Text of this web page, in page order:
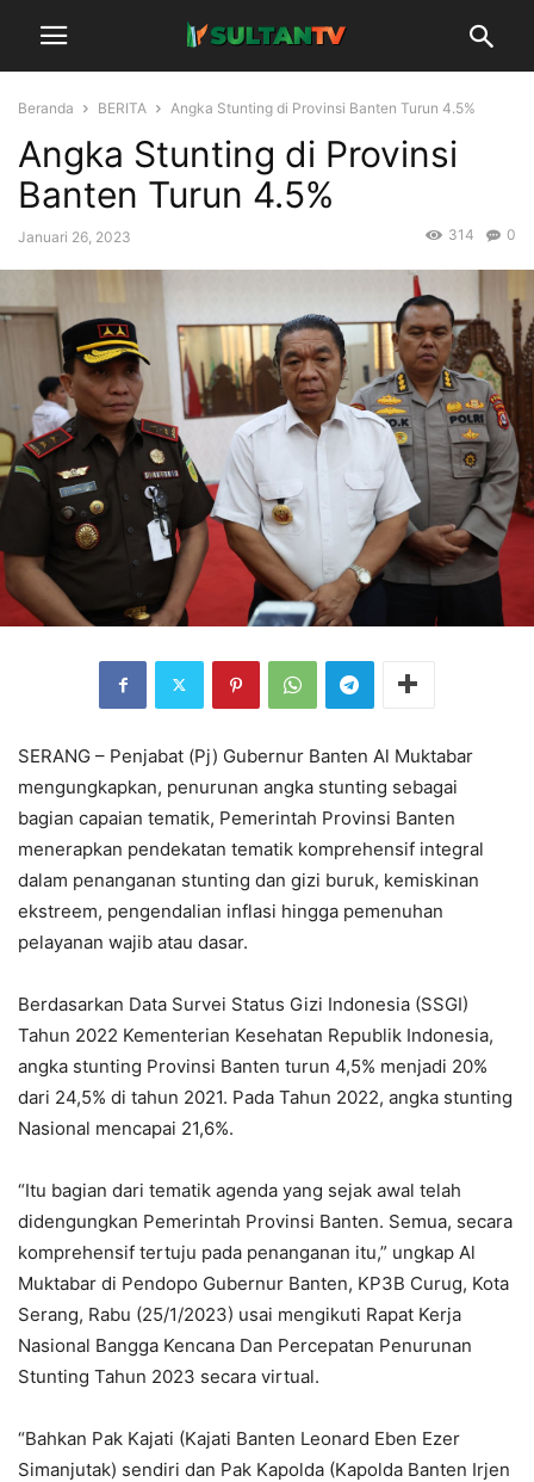
Beranda BERITA Angka Stunting di Provinsi Banten Turun 4.5%
Angka Stunting di Provinsi
Banten Turun 4.5%
Januari 26, 2023 0
314
SERANG – Penjabat (Pj) Gubernur Banten Al Muktabar
mengungkapkan, penurunan angka stunting sebagai
bagian capaian tematik, Pemerintah Provinsi Banten
menerapkan pendekatan tematik komprehensif integral
dalam penanganan stunting dan gizi buruk, kemiskinan
ekstreem, pengendalian inflasi hingga pemenuhan
pelayanan wajib atau dasar.
Berdasarkan Data Survei Status Gizi Indonesia (SSGI)
Tahun 2022 Kementerian Kesehatan Republik Indonesia,
angka stunting Provinsi Banten turun 4,5% menjadi 20%
dari 24,5% di tahun 2021. Pada Tahun 2022, angka stunting
Nasional mencapai 21,6%.
“Itu bagian dari tematik agenda yang sejak awal telah
didengungkan Pemerintah Provinsi Banten. Semua, secara
komprehensif tertuju pada penanganan itu,” ungkap Al
Muktabar di Pendopo Gubernur Banten, KP3B Curug, Kota
Serang, Rabu (25/1/2023) usai mengikuti Rapat Kerja
Nasional Bangga Kencana Dan Percepatan Penurunan
Stunting Tahun 2023 secara virtual.
“Bahkan Pak Kajati (Kajati Banten Leonard Eben Ezer
Simanjutak) sendiri dan Pak Kapolda (Kapolda Banten Irjen